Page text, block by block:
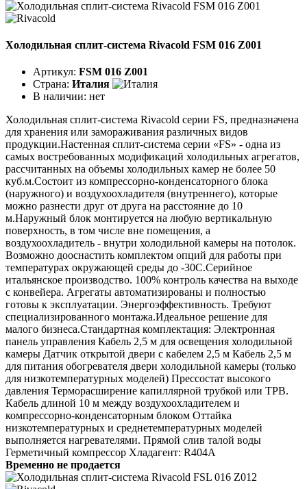
Холодильная сплит-система Rivacold FSM 016 Z001
Артикул: FSM 016 Z001
Страна: Италия
В наличии: нет
Холодильная сплит-система Rivacold серии FS, предназначена
для хранения или замораживания различных видов
продукции.Настенная сплит-система серии «FS» - одна из
самых востребованных модификаций холодильных агрегатов,
рассчитанных на объемы холодильных камер не более 50
куб.м.Состоит из компрессорно-конденсаторного блока
(наружного) и воздухоохладителя (внутреннего), которые
можно разнести друг от друга на расстояние до 10
м.Наружный блок монтируется на любую вертикальную
поверхность, в том числе вне помещения, а
воздухоохладитель - внутри холодильной камеры на потолок.
Возможно дооснастить комплектом опций для работы при
температурах окружающей среды до -30С.Серийное
итальянское производство. 100% контроль качества на выходе
с конвейера. Агрегаты автоматизированы и полностью
готовы к эксплуатации. Энергоэффективность. Требуют
специализированного монтажа.Идеальное решение для
малого бизнеса.Стандартная комплектация: Электронная
панель управления Кабель 2,5 м для освещения холодильной
камеры Датчик открытой двери с кабелем 2,5 м Кабель 2,5 м
для питания обогревателя двери холодильной камеры (только
для низкотемпературных моделей) Прессостат высокого
давления Терморасширение капиллярной трубкой или ТРВ.
Кабель длиной 10 м между воздухоохладителем и
компрессорно-конденсаторным блоком Оттайка
низкотемпературных и среднетемпературных моделей
выполняется нагревателями. Прямой слив талой воды
Герметичный компрессор Хладагент: R404A
Временно не продается